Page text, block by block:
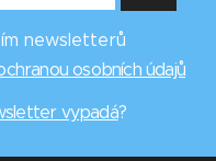
newsletterů
osobních údajů
vypadá?